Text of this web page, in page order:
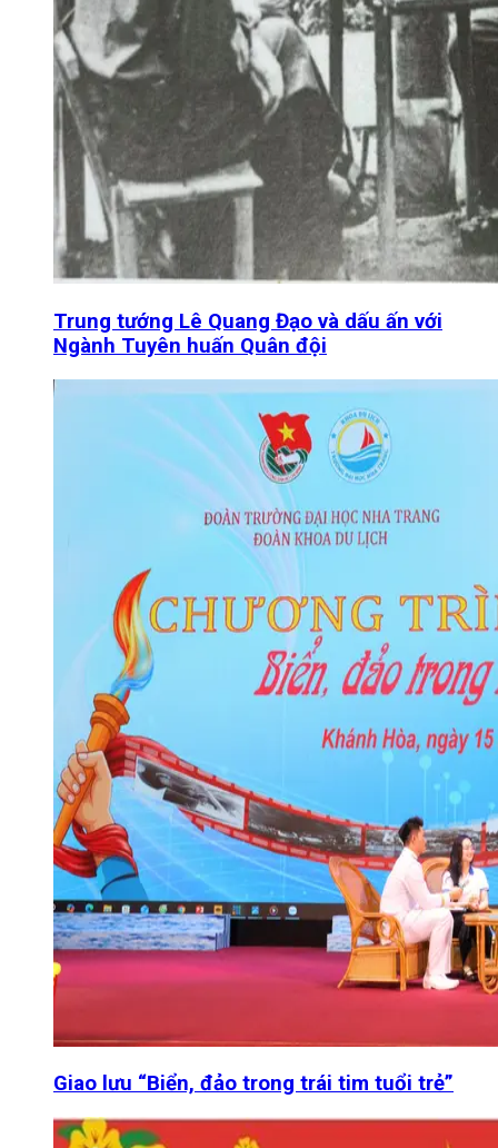
Trung tướng Lê Quang Đạo và dấu ấn với
Ngành Tuyên huấn Quân đội
Giao lưu “Biển, đảo trong trái tim tuổi trẻ”